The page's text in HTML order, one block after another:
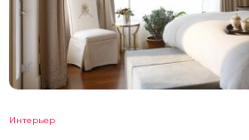
Интерьер